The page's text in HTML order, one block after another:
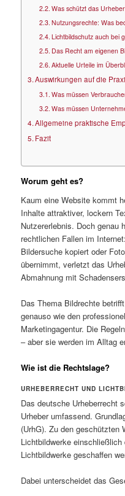
Was schützt das
Nutzungsrechte: Was
Lichtbildschutz auch bei
Das Recht am eigenen
Aktuelle Urteile im
Auswirkungen auf die
Was müssen
Was müssen
Allgemeine praktische
Fazit
Worum geht es?
Kaum eine Website kommt
Inhalte attraktiver, lockern
Nutzererlebnis. Doch genau
rechtlichen Fallen im
Bildersuche kopiert oder
übernimmt, verletzt das
Abmahnung mit
Das Thema Bildrechte
genauso wie den
Marketingagentur. Die
– aber sie werden im Alltag
Wie ist die Rechtslage?
URHEBERRECHT UND
Das deutsche Urheberrecht
Urheber umfassend.
(UrhG). Zu den geschützten
Lichtbildwerke
Lichtbildwerke geschaffen
Dabei unterscheidet das